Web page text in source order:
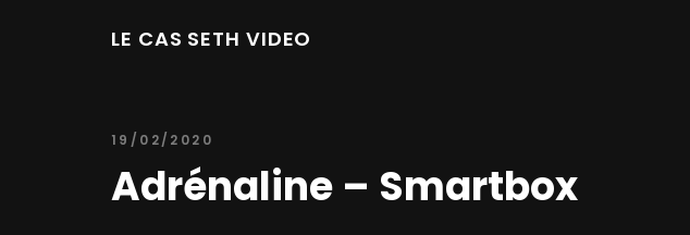
LE CAS SETH VIDEO
19/02/2020
Adrénaline – Smartbox